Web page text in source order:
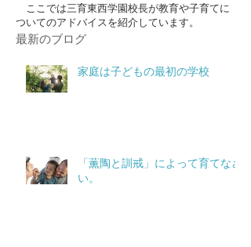
ここでは三育東西学園校長が教育や子育てに
ついてのアドバイスを紹介しています。
最新のブログ
家庭は子どもの最初の学校
「薫陶と訓戒」によって育てなさ
い。